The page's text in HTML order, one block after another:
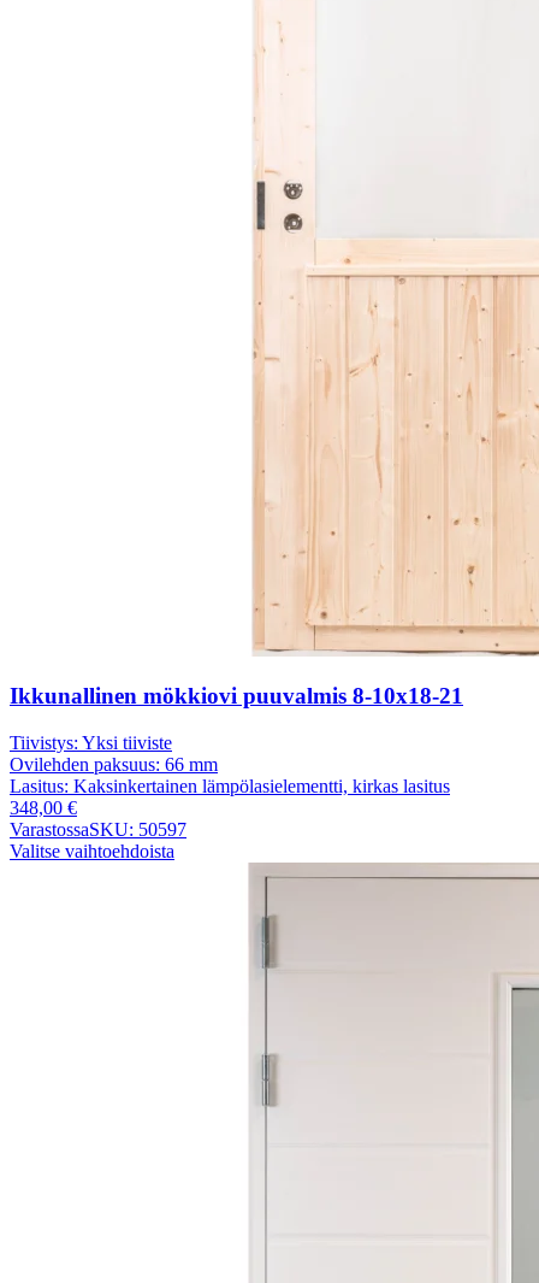
Ikkunallinen mökkiovi puuvalmis 8-10x18-21
Tiivistys: Yksi tiiviste
Ovilehden paksuus: 66 mm
Lasitus: Kaksinkertainen lämpölasielementti, kirkas lasitus
348,00 €
VarastossaSKU: 50597
Valitse vaihtoehdoista